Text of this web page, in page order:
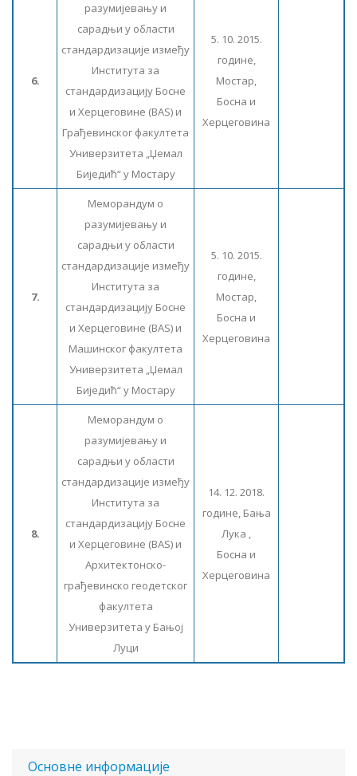
6.
разумијевању и
сарадњи у области
стандардизације између
Института за
стандардизацију Босне
и Херцеговине (BAS) и
Грађевинског факултета
Универзитета „Џемал
Биједић“ у Мостару
5. 10. 2015.
године,
Мостар,
Босна и
Херцеговина
7.
Меморандум о
разумијевању и
сарадњи у области
стандардизације између
Института за
стандардизацију Босне
и Херцеговине (BAS) и
Машинског факултета
Универзитета „Џемал
Биједић“ у Мостару
5. 10. 2015.
године,
Мостар,
Босна и
Херцеговина
8.
Меморандум о
разумијевању и
сарадњи у области
стандардизације између
Института за
стандардизацију Босне
и Херцеговине (BAS) и
Архитектонско-
грађевинско геодетског
факултета
Универзитета у Бањој
Луци
14. 12. 2018.
године, Бања
Лука ,
Босна и
Херцеговина
Основне информације